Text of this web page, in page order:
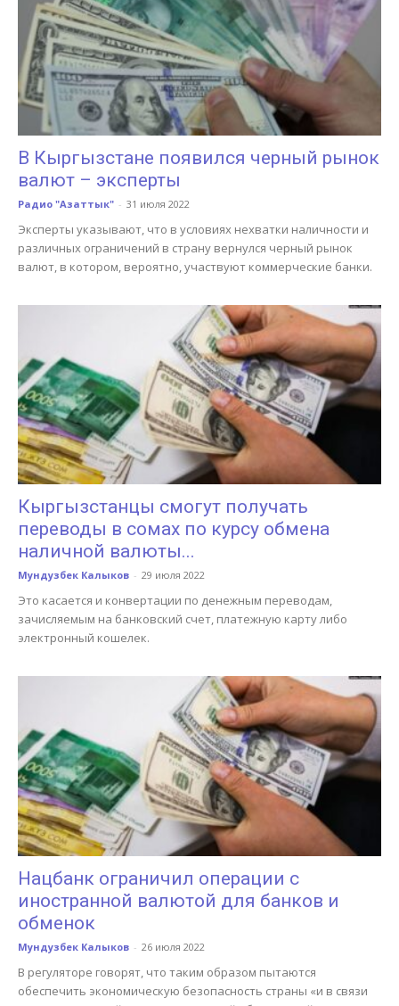
В Кыргызстане появился черный рынок
валют – эксперты
Радио "Азаттык" - 31 июля 2022
Эксперты указывают, что в условиях нехватки наличности и
различных ограничений в страну вернулся черный рынок
валют, в котором, вероятно, участвуют коммерческие банки.
Кыргызстанцы смогут получать
переводы в сомах по курсу обмена
наличной валюты...
Мундузбек Калыков - 29 июля 2022
Это касается и конвертации по денежным переводам,
зачисляемым на банковский счет, платежную карту либо
электронный кошелек.
Нацбанк ограничил операции с
иностранной валютой для банков и
обменок
Мундузбек Калыков - 26 июля 2022
В регуляторе говорят, что таким образом пытаются
обеспечить экономическую безопасность страны «и в связи